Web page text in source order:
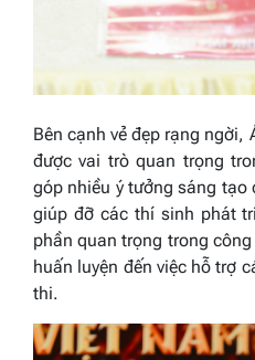
Bên cạnh vẻ đẹp rạng
được vai trò quan trọng
góp nhiều ý tưởng sáng
giúp đỡ các thí sinh phát
phần quan trọng trong
huấn luyện đến việc hỗ trợ
thi.